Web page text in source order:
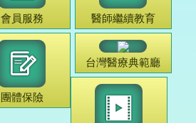
會員服務 醫師繼續教育
團體保險
台灣醫療典範廳